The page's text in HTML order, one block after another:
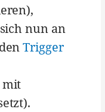
nun an
Trigger
mit